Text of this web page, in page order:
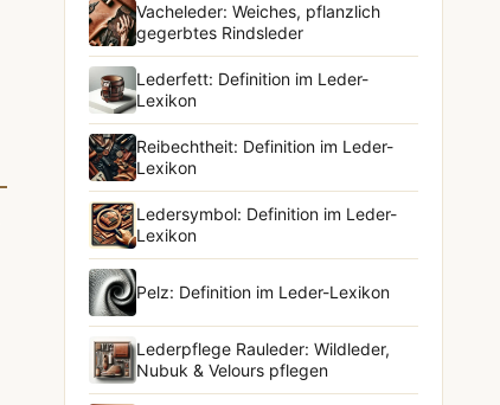
Vacheleder: Weiches, pflanzlich
gegerbtes Rindsleder
Lederfett: Definition im Leder-
Lexikon
Reibechtheit: Definition im Leder-
Lexikon
Ledersymbol: Definition im Leder-
Lexikon
Pelz: Definition im Leder-Lexikon
Lederpflege Rauleder: Wildleder,
Nubuk & Velours pflegen